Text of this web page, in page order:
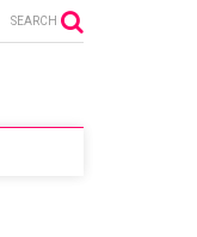
SEARCH